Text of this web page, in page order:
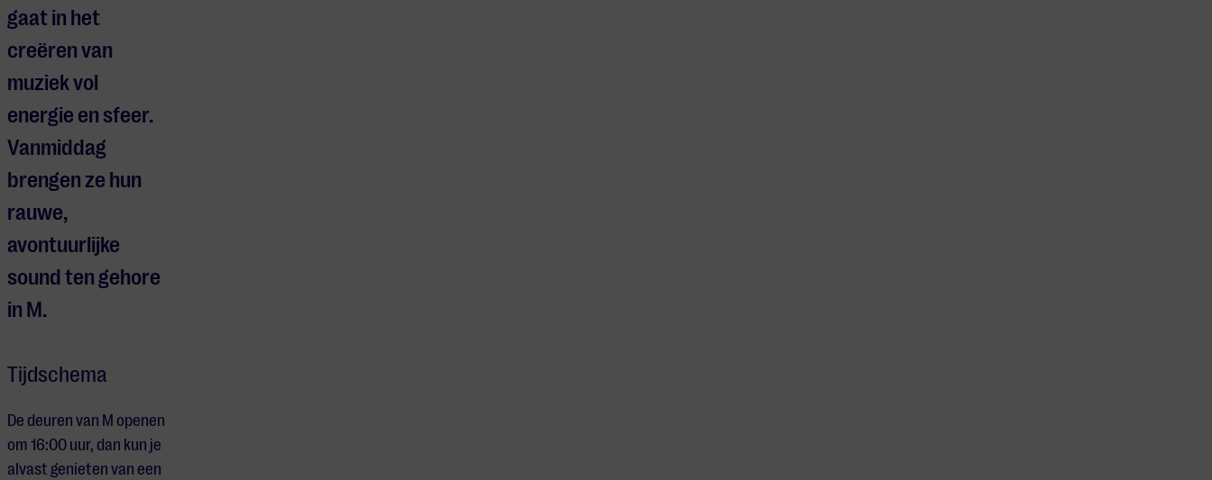
gaat in het
creëren van
muziek vol
energie en sfeer.
Vanmiddag
brengen ze hun
rauwe,
avontuurlijke
sound ten gehore
in M.
Tijdschema
De deuren van M openen
om 16:00 uur, dan kun je
alvast genieten van een